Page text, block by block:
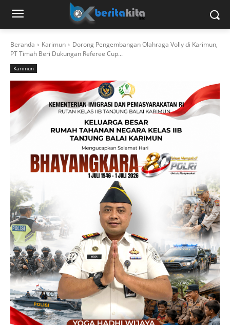
Beranda Karimun
Dorong Pengembangan Olahraga Volly di Karimun,
PT Timah Beri Dukungan Referee Cup...
Karimun